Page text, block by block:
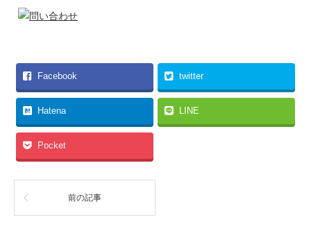
Facebook twitter
Hatena LINE
Pocket
前の記事